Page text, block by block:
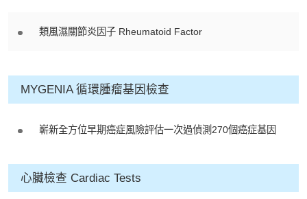
類風濕關節炎因子 Rheumatoid Factor
MYGENIA 循環腫瘤基因檢查
嶄新全方位早期癌症風險評估一次過偵測270個癌症基因
心臟檢查 Cardiac Tests
如果您有任何疑問或需要進一步了
祝您健康愉快！